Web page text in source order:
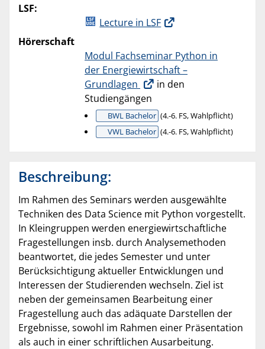
LSF:
Lecture in LSF
Hörerschaft
Modul Fachseminar Python in
der Energiewirtschaft –
Grundlagen
in den
Studiengängen
BWL Bachelor (4.-6. FS, Wahlpflicht)
VWL Bachelor (4.-6. FS, Wahlpflicht)
Beschreibung:
Im Rahmen des Seminars werden ausgewählte
Techniken des Data Science mit Python vorgestellt.
In Kleingruppen werden energiewirtschaftliche
Fragestellungen insb. durch Analysemethoden
beantwortet, die jedes Semester und unter
Berücksichtigung aktueller Entwicklungen und
Interessen der Studierenden wechseln. Ziel ist
neben der gemeinsamen Bearbeitung einer
Fragestellung auch das adäquate Darstellen der
Ergebnisse, sowohl im Rahmen einer Präsentation
als auch in einer schriftlichen Ausarbeitung.